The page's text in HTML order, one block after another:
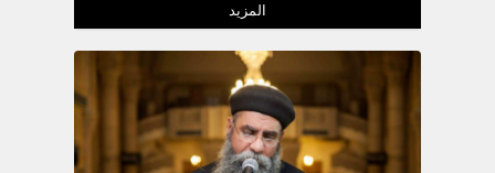
يقُولَ أنَّ الموت لَمْ يكُنْ خارِج الإِنسان وَالفساد
الَّذِى حدث كَانَ داخِله لِذلِكَ لَمْ يكُنْ لِلإِنسان أنْ
يُعالج مِنْ الخارِج وَالصورة الَّتِى فسدت فِى أبِينا
آدم الَّتِى هِى الصورة الجوهرِيَّة لله لاَ يُمكِنْ
لأحد أنْ يُصلِحها إِلاَّ صاحِب الصورة الأصلِيَّة الله
الإِبن بِذاته00الصورة لاَ يُصلِحها إِلاَّ صورة الله
الآب الَّتِى هِى الإِبن يسُوعَ00[ بهاءُ مجدِهِ وَرسمُ
جوهرِهِ ] ( عب 1 : 3 ) " صورة " فِى المعنى
المزيد